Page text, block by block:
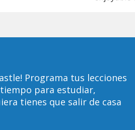
Programa tus lecciones
para estudiar,
tienes que salir de casa